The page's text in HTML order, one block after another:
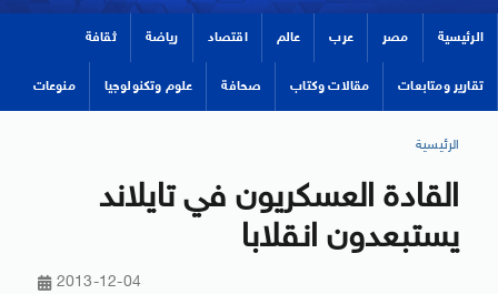
الرئيسية مصر عرب عالم اقتصاد رياضة ثقافة
تقارير ومتابعات مقالات وكتاب صحافة علوم وتكنولوجيا منوعات
الرئيسية
القادة العسكريون في تايلاند
يستبعدون انقلابا
2013-12-04